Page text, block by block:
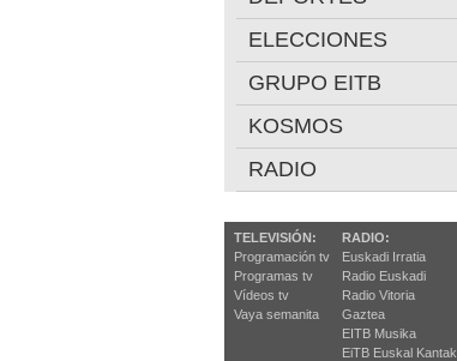
ELECCIONES
GRUPO EITB
KOSMOS
RADIO
TELEVISIÓN:
Programación tv
Programas tv
Vídeos tv
Vaya semanita
RADIO:
Euskadi Irratia
Radio Euskadi
Radio Vitoria
Gaztea
EITB Musika
EiTB Euskal Kantak